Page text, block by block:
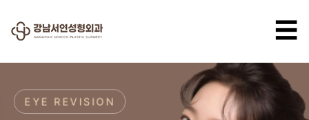
☰
EYE REVISION